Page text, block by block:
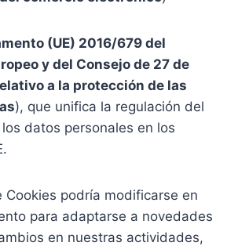
(UE) 2016/679 del
y del Consejo de 27 de
a la protección de las
), que unifica la regulación del
datos personales en los
Cookies podría modificarse en
para adaptarse a novedades
en nuestras actividades,